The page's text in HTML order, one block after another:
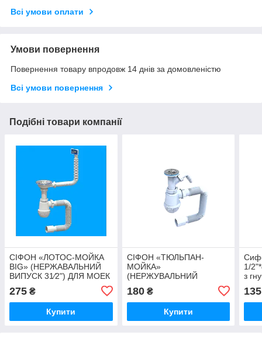
Всі умови оплати
Умови повернення
Повернення товару впродовж 14 днів за домовленістю
Всі умови повернення
Подібні товари компанії
СІФОН «ЛОТОС-МОЙКА
BIG» (НЕРЖАВАЛЬНИЙ
ВИПУСК 31⁄2") ДЛЯ МОЕК
З ПЕРЕЛИВОМ І ГІБКИЙ
ТРУБИЙ 40Х50
275 ₴
Купити
СІФОН «ТЮЛЬПАН-
МОЙКА»
(НЕРЖУВАЛЬНИЙ
ВІДВОДОМ ДЛЯ
СТИРАЛЬНОЇ МАШИНИ І
ГІБКИЙ ТРУБИЙ 40Х50
180₴
Купити
1/
з
135